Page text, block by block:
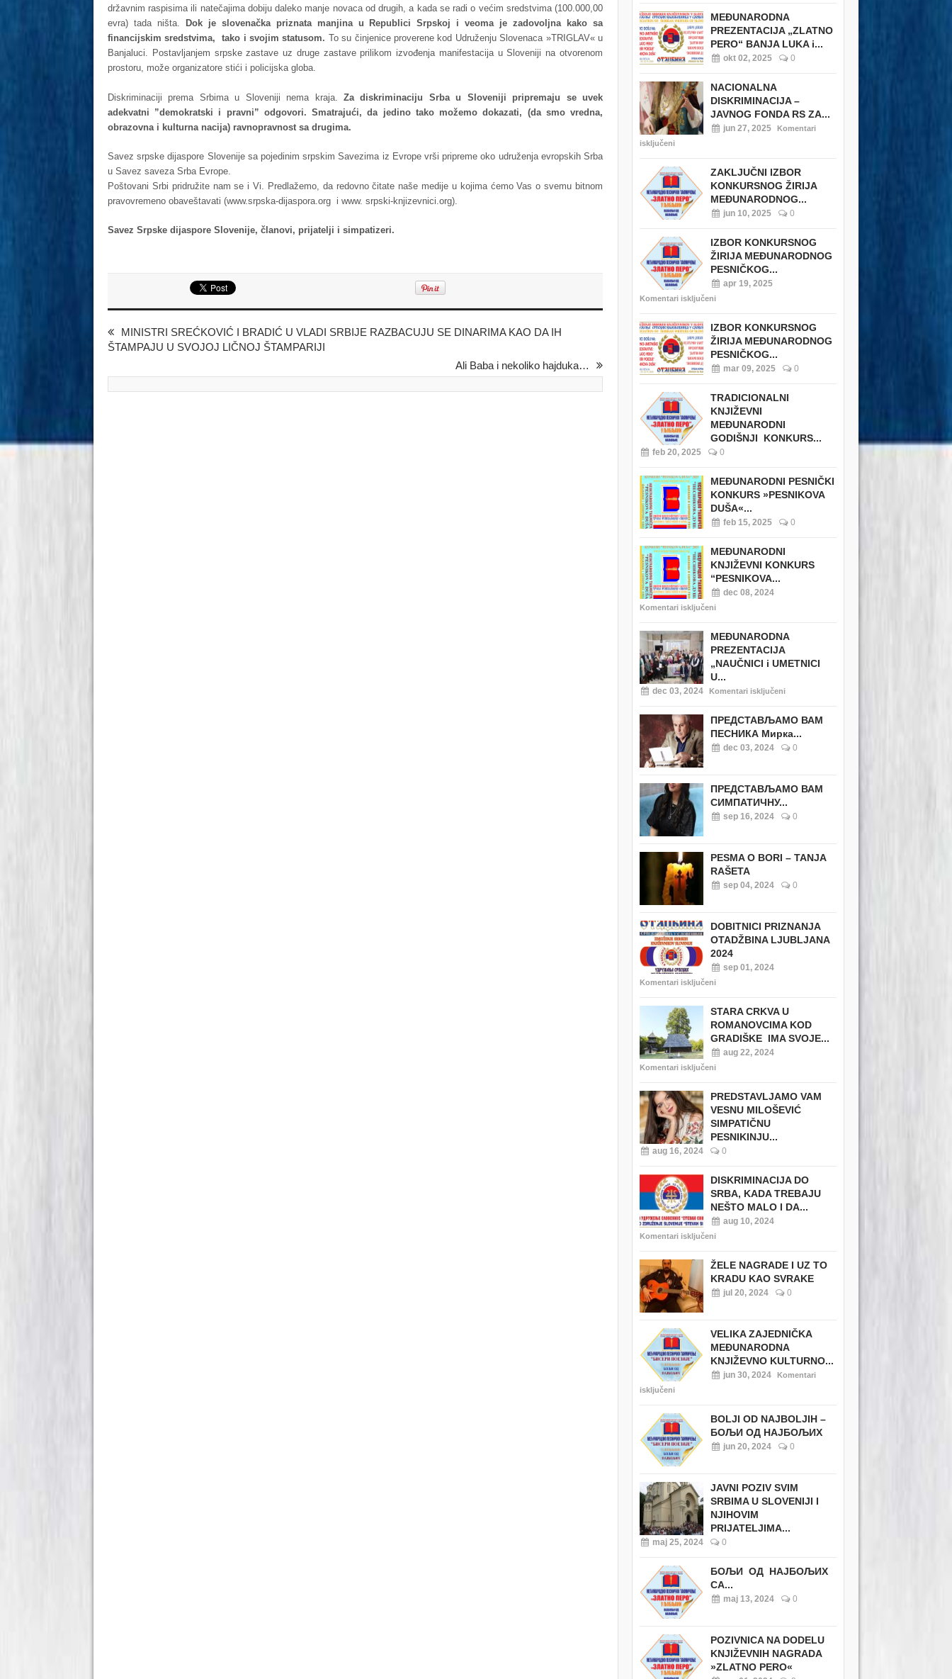
državnim raspisima ili natečajima dobiju daleko manje novaca od drugih, a kada se radi o većim sredstvima (100.000,00
evra) tada ništa.
Dok je slovenačka priznata manjina u Republici Srpskoj i veoma je zadovoljna kako sa
financijskim sredstvima, tako i svojim statusom. To su činjenice proverene kod Udruženju Slovenaca »TRIGLAV« u
Banjaluci. Postavljanjem srpske zastave uz druge zastave prilikom izvođenja manifestacija u Sloveniji na otvorenom
prostoru, može organizatore stići i policijska globa.
Diskriminaciji prema Srbima u Sloveniji nema kraja. Za diskriminaciju Srba u Sloveniji pripremaju se uvek
adekvatni ”demokratski i pravni” odgovori. Smatrajući, da jedino tako možemo dokazati, (da smo vredna,
obrazovna i kulturna nacija) ravnopravnost sa drugima.
Savez srpske dijaspore Slovenije sa pojedinim srpskim Savezima iz Evrope vrši pripreme oko udruženja evropskih Srba
u Savez saveza Srba Evrope.
Poštovani Srbi pridružite nam se i Vi. Predlažemo, da redovno čitate naše medije u kojima ćemo Vas o svemu bitnom
pravovremeno obaveštavati (www.srpska-dijaspora.org i www. srpski-knjizevnici.org).
Savez Srpske dijaspore Slovenije, članovi, prijatelji i simpatizeri.
MINISTRI SREĆKOVIĆ I BRADIĆ U VLADI SRBIJE RAZBACUJU SE DINARIMA KAO DA IH
ŠTAMPAJU U SVOJOJ LIČNOJ ŠTAMPARIJI
Ali Baba i nekoliko hajduka…
MEĐUNARODNA
PREZENTACIJA „ZLATNO
PERO“ BANJA LUKA i...
okt 02, 2025 0
NACIONALNA
DISKRIMINACIJA –
JAVNOG FONDA RS ZA...
jun 27, 2025
Komentari
isključeni
ZAKLJUČNI IZBOR
KONKURSNOG ŽIRIJA
MEĐUNARODNOG...
jun 10, 2025 0
IZBOR KONKURSNOG
ŽIRIJA MEĐUNARODNOG
PESNIČKOG...
apr 19, 2025
Komentari isključeni
IZBOR KONKURSNOG
ŽIRIJA MEĐUNARODNOG
PESNIČKOG...
mar 09, 2025 0
TRADICIONALNI
KNJIŽEVNI
MEĐUNARODNI
GODIŠNJI KONKURS...
feb 20, 2025 0
MEĐUNARODNI PESNIČKI
KONKURS »PESNIKOVA
DUŠA«...
feb 15, 2025 0
MEĐUNARODNI
KNJIŽEVNI KONKURS
“PESNIKOVA...
dec 08, 2024
Komentari isključeni
MEĐUNARODNA
PREZENTACIJA
„NAUČNICI i UMETNICI
U...
dec 03, 2024 Komentari isključeni
ПРЕДСТАВЉАМО ВАМ
ПЕСНИКА Мирка...
dec 03, 2024 0
ПРЕДСТАВЉАМО ВАМ
СИМПАТИЧНУ...
sep 16, 2024 0
PESMA O BORI – TANJA
RAŠETA
sep 04, 2024 0
DOBITNICI PRIZNANJA
OTADŽBINA LJUBLJANA
2024
sep 01, 2024
Komentari isključeni
STARA CRKVA U
ROMANOVCIMA KOD
GRADIŠKE IMA SVOJE...
aug 22, 2024
Komentari isključeni
PREDSTAVLJAMO VAM
VESNU MILOŠEVIĆ
SIMPATIČNU
PESNIKINJU...
aug 16, 2024 0
DISKRIMINACIJA DO
SRBA, KADA TREBAJU
NEŠTO MALO I DA...
aug 10, 2024
Komentari isključeni
ŽELE NAGRADE I UZ TO
KRADU KAO SVRAKE
jul 20, 2024 0
VELIKA ZAJEDNIČKA
MEĐUNARODNA
KNJIŽEVNO KULTURNO...
jun 30, 2024
Komentari
isključeni
BOLJI OD NAJBOLJIH –
БОЉИ ОД НАЈБОЉИХ
jun 20, 2024 0
JAVNI POZIV SVIM
SRBIMA U SLOVENIJI I
NJIHOVIM
PRIJATELJIMA...
maj 25, 2024 0
БОЉИ ОД НАЈБОЉИХ
СА...
maj 13, 2024 0
POZIVNICA NA DODELU
KNJIŽEVNIH NAGRADA
»ZLATNO PERO«